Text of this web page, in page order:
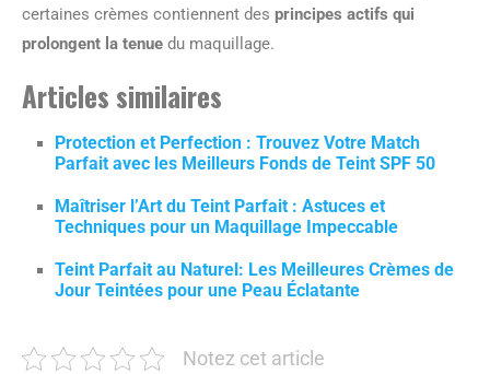
certaines crèmes contiennent des principes actifs qui
prolongent la tenue du maquillage.
Articles similaires
Protection et Perfection : Trouvez Votre Match
Parfait avec les Meilleurs Fonds de Teint SPF 50
Maîtriser l’Art du Teint Parfait : Astuces et
Techniques pour un Maquillage Impeccable
Teint Parfait au Naturel: Les Meilleures Crèmes de
Jour Teintées pour une Peau Éclatante
Notez cet article